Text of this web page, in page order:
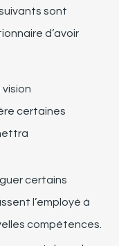
sont
d’avoir
certaines
certains
l’employé à
compétences